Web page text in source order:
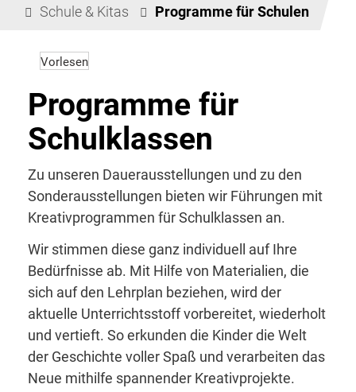
Schule & Kitas
Programme für Schulen
Vorlesen
Programme für
Schulklassen
Zu unseren Dauerausstellungen und zu den
Sonderausstellungen bieten wir Führungen mit
Kreativprogrammen für Schulklassen an.
Wir stimmen diese ganz individuell auf Ihre
Bedürfnisse ab. Mit Hilfe von Materialien, die
sich auf den Lehrplan beziehen, wird der
aktuelle Unterrichtsstoff vorbereitet, wiederholt
und vertieft. So erkunden die Kinder die Welt
der Geschichte voller Spaß und verarbeiten das
Neue mithilfe spannender Kreativprojekte.